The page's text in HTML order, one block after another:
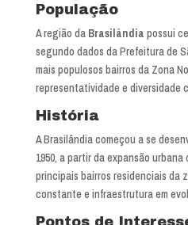
População
A região da Brasilândia possui
segundo dados da Prefeitura de
mais populosos bairros da Zona
representatividade e diversidade
História
A Brasilândia começou a se
1950, a partir da expansão urbana
principais bairros residenciais da
constante e infraestrutura em
Pontos de